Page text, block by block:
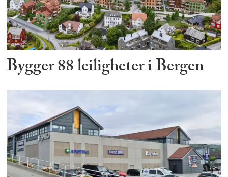
Bygger 88 leiligheter i Bergen